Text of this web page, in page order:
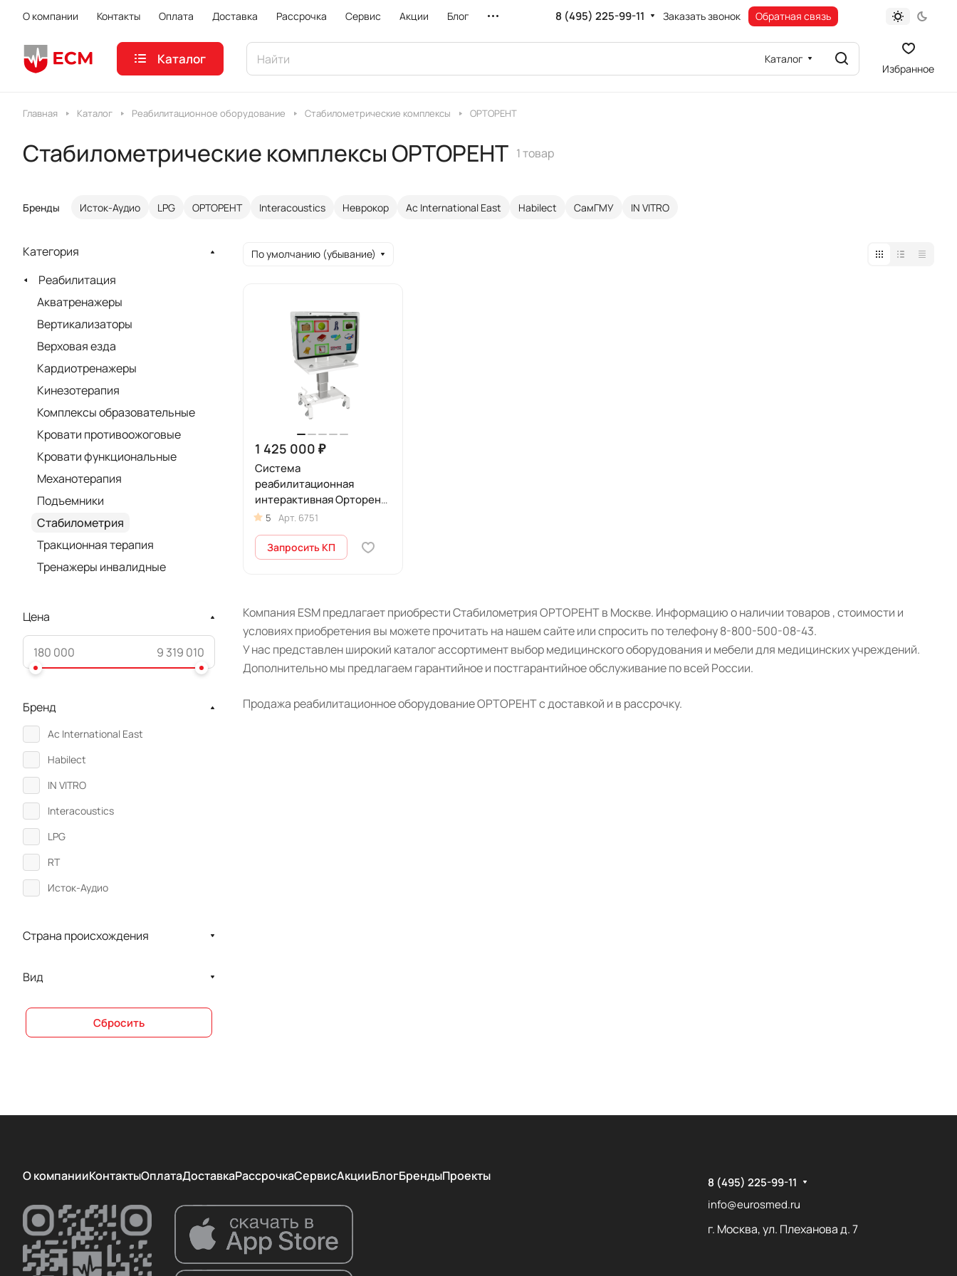
О компании Контакты Оплата Доставка Рассрочка Сервис Акции Блог 8 (495) 225-99-11 Заказать звонок Обратная связь
Каталог Каталог
Избранное
Главная Каталог Реабилитационное оборудование Стабилометрические комплексы ОРТОРЕНТ
Стабилометрические комплексы ОРТОРЕНТ 1 товар
Бренды Исток-Аудио LPG ОРТОРЕНТ Interacoustics Неврокор Ac International East Habilect СамГМУ IN VITRO
По умолчанию (убывание)
1 425 000 ₽
Система
реабилитационная
интерактивная Орторент
Когнитив
5 Арт. 6751
Запросить КП
Компания ESM предлагает приобрести Стабилометрия ОРТОРЕНТ в Москве. Информацию о наличии товаров , стоимости и
условиях приобретения вы можете прочитать на нашем сайте или спросить по телефону 8-800-500-08-43.
У нас представлен широкий каталог ассортимент выбор медицинского оборудования и мебели для медицинских учреждений.
Дополнительно мы предлагаем гарантийное и постгарантийное обслуживание по всей России.
Продажа реабилитационное оборудование ОРТОРЕНТ с доставкой и в рассрочку.
Категория
Реабилитация
Акватренажеры
Вертикализаторы
Верховая езда
Кардиотренажеры
Кинезотерапия
Комплексы образовательные
Кровати противоожоговые
Кровати функциональные
Механотерапия
Подъемники
Стабилометрия
Тракционная терапия
Тренажеры инвалидные
Цена
Бренд
Ac International East
Habilect
IN VITRO
Interacoustics
LPG
RT
Исток-Аудио
ОРТОРЕНТ
Страна происхождения
Вид
Сбросить
О компанииКонтактыОплатаДоставкаРассрочкаСервисАкцииБлогБрендыПроекты
8 (495) 225-99-11
info@eurosmed.ru
г. Москва, ул. Плеханова д. 7